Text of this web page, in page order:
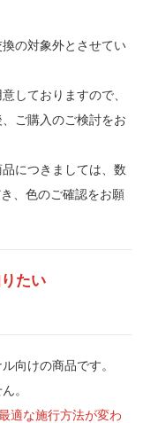
の対象外とさせてい
しておりますので、
ご購入のご検討をお
につきましては、数
、色のご確認をお願
たい
向けの商品です。
。
適な施行方法が変わ